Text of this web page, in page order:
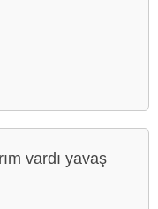
vardı yavaş